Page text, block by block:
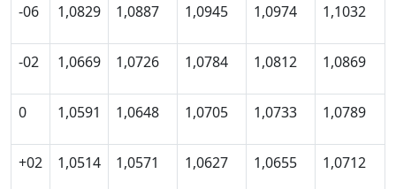
-06 1,0829 1,0887 1,0945 1,0974 1,1032
-02 1,0669 1,0726 1,0784 1,0812 1,0869
0 1,0591 1,0648 1,0705 1,0733 1,0789
+02 1,0514 1,0571 1,0627 1,0655 1,0712